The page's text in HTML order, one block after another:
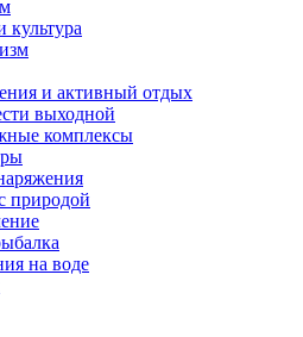
культура
и активный отдых
выходной
комплексы
природой
на воде